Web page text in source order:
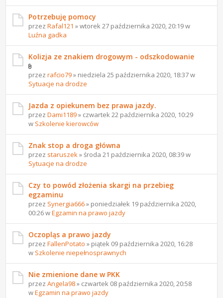
Potrzebuję pomocy
przezRafal121 » wtorek 27 października 2020, 20:19 w
Luźna gadka
Kolizja ze znakiem drogowym - odszkodowanie
przezrafcio79» niedziela 25 października 2020, 18:37 w
Sytuacje na drodze
Jazda z opiekunem bez prawa jazdy.
przezDami1189» czwartek 22 października 2020, 10:29
w Szkolenie kierowców
Znak stop a droga główna
przez staruszek » środa 21 października 2020, 08:39 w
Sytuacje na drodze
Czy to powód złożenia skargi na przebieg
egzaminu
przez Synergia666» poniedziałek 19 października 2020,
00:26 wEgzamin na prawo jazdy
Oczopląs a prawo jazdy
przezFallenPotato » piątek 09 października 2020, 16:28
w Szkolenie niepełnosprawnych
Nie zmienione dane w PKK
przezAngela98» czwartek 08 października 2020, 20:58
wEgzamin na prawo jazdy